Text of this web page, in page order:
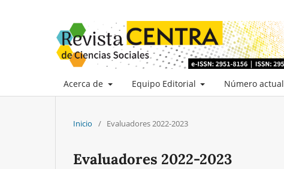
Acerca de Equipo Editorial Número actual
Inicio / Evaluadores 2022-2023
Evaluadores 2022-2023